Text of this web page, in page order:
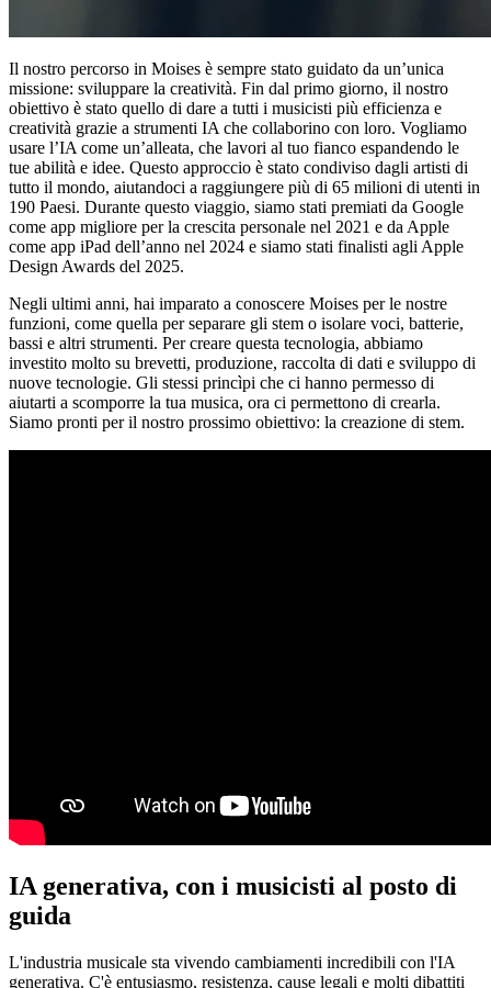
Il nostro percorso in Moises è sempre stato guidato da un’unica
missione: sviluppare la creatività. Fin dal primo giorno, il nostro
obiettivo è stato quello di dare a tutti i musicisti più efficienza e
creatività grazie a strumenti IA che collaborino con loro. Vogliamo
usare l’IA come un’alleata, che lavori al tuo fianco espandendo le
tue abilità e idee. Questo approccio è stato condiviso dagli artisti di
tutto il mondo, aiutandoci a raggiungere più di 65 milioni di utenti in
190 Paesi. Durante questo viaggio, siamo stati premiati da Google
come app migliore per la crescita personale nel 2021 e da Apple
come app iPad dell’anno nel 2024 e siamo stati finalisti agli Apple
Design Awards del 2025.
Negli ultimi anni, hai imparato a conoscere Moises per le nostre
funzioni, come quella per separare gli stem o isolare voci, batterie,
bassi e altri strumenti. Per creare questa tecnologia, abbiamo
investito molto su brevetti, produzione, raccolta di dati e sviluppo di
nuove tecnologie. Gli stessi princìpi che ci hanno permesso di
aiutarti a scomporre la tua musica, ora ci permettono di crearla.
Siamo pronti per il nostro prossimo obiettivo: la creazione di stem.
IA generativa, con i musicisti al posto di
guida
L'industria musicale sta vivendo cambiamenti incredibili con l'IA
generativa. C'è entusiasmo, resistenza, cause legali e molti dibattiti